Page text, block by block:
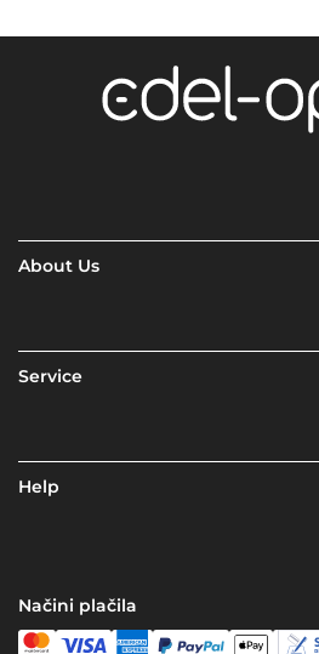
About Us
Service
Help
Načini plačila